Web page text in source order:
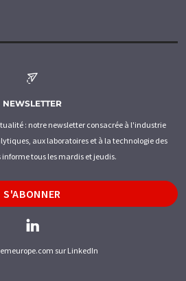
NEWSLETTER
: notre newsletter consacrée à l'industrie
aux laboratoires et à la technologie des
informe tous les mardis et jeudis.
S'ABONNER
sur LinkedIn